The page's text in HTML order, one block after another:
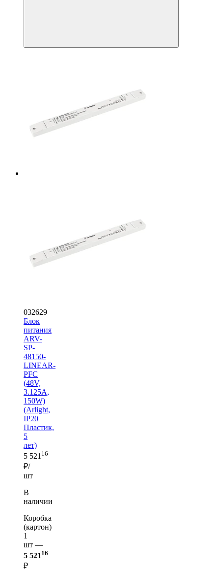
032629
Блок
питания
ARV-
SP-
48150-
LINEAR-
PFC
(48V,
3.125A,
150W)
(Arlight,
IP20
Пластик,
5
лет)
5 521 16
₽/
шт
В
наличии
Коробка
(картон)
1
шт —
5 52116
₽